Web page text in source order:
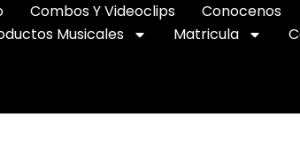
Combos Y Videoclips Conocenos
Musicales
Matricula